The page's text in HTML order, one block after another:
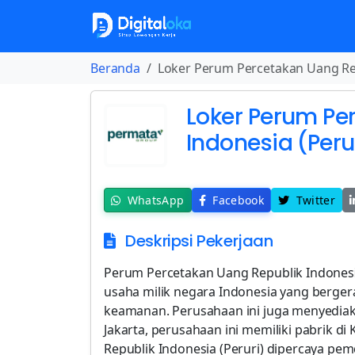
Beranda Loker Perum Percetakan Uang
Loker Perum
Indonesia
WhatsApp Facebook Twitter
Deskripsi Pekerjaan
Perum Percetakan Uang Republik Indonesia atau biasa disingkat menjadi Peruri adalah badan usaha milik negara Indonesia yang bergerak di bidang percetakan uang dan dokumen keamanan. Perusahaan ini juga menyediakan jasa keamanan digital. Selain kantor pusat di Jakarta, perusahaan ini memiliki pabrik di Karawang. Perusahaan Umum Percetakan Uang Republik Indonesia (Peruri) dipercaya pemerintah sebagai satu-satunya perusahaan yang mencetak uang rupiah serta dokumen penting lainnya milik negara. Kompetensi utama sebagai penjamin keaslian melekat di setiap produk yang dihasilkan oleh Perusahaan sehingga memberikan rasa aman bagi masyarakat. Seiring dengan perkembangan teknologi, Peruri terus berkomitmen untuk menghasilkan produk berkualitas dengan fitur sekuriti termutakhir. 1. Head of Policy and Transformation Job Description Kepemimpinan Regulasi: Bertindak sebagai penasihat hukum dan kebijakan utama bagi tim eksekutif, memberikan panduan strategis mengenai semua hal terkait transformasi kesehatan digital dan peraturan nasional. Transformasi Kebijakan: Memimpin pengembangan dan modernisasi kerangka hukum dan kebijakan yang mengatur ekosistem SATUSEHAT, memastikan bahwa kerangka tersebut mendukung inovasi sambil mempertahankan kepatuhan yang ketat. Privasi & Kepatuhan Data: Mengawasi implementasi standar perlindungan data nasional (UU PDP) di seluruh lini produk, memastikan bahwa data kesehatan warga negara dikelola dengan integritas hukum tertinggi. Penyusunan & Peninjauan Hukum: Mengelola penyusunan dan peninjauan kontrak kompleks, Nota Kesepahaman (MoU), dan peraturan pemerintah (Permenkes/PP) yang diperlukan untuk integrasi kesehatan digital. Advokasi & Hubungan Pemangku Kepentingan: Mewakili INA Digital Health dalam diskusi tingkat tinggi dengan Kementerian Kesehatan, BSSN, dan badan pengatur lainnya untuk mengadvokasi perubahan kebijakan yang mempercepat transformasi digital. Kerangka Tata Kelola: Merancang dan mengimplementasikan struktur tata kelola internal organisasi, termasuk pemantauan kepatuhan, pedoman etika, dan protokol manajemen risiko. Transformasi Strategis: Mengawasi unit “Transformasi” untuk memastikan bahwa perubahan teknologi disertai dengan perubahan yang diperlukan dalam kebijakan, perilaku organisasi, dan kepercayaan publik. Mitigasi Risiko Hukum: Secara proaktif mengidentifikasi risiko hukum dan peraturan dalam siklus hidup pengembangan produk dan memberikan solusi yang dapat ditindaklanjuti untuk mengurangi potensi kewajiban. Sinergi Lintas Fungsi: Berkolaborasi dengan Head of Data, CTO, dan Product Leads untuk memastikan bahwa perkembangan teknis memiliki dasar hukum yang kuat dan selaras dengan peta jalan kesehatan nasional. Mentorship Tim: Memimpin dan mengembangkan tim spesialis hukum dan analis kebijakan berkinerja tinggi, membina budaya keunggulan dan layanan yang digerakkan oleh misi. Requirements Gelar Sarjana atau Magister Hukum dari institusi terkemuka, dengan spesialisasi Hukum Siber, Hukum Kesehatan, atau Kebijakan Publik menjadi nilai tambah yang signifikan Minimal 10 tahun pengalaman profesional di bidang penasihat hukum, urusan regulasi, atau kebijakan publik, dengan setidaknya 5 tahun dalam peran kepemimpinan senior Pengalaman luas di sektor teknologi atau kesehatan, dengan pemahaman mendalam tentang Undang-Undang Informasi dan Transaksi Elektronik (ITE) dan Undang-Undang Perlindungan Data Pribadi (PDP) Indonesia Rekam jejak yang terbukti dalam menyusun, meninjau, dan menegosiasikan kerangka hukum yang kompleks, peraturan pemerintah, atau perjanjian antar lembaga Kemampuan luar biasa untuk menerjemahkan tujuan transformasi digital nasional tingkat tinggi menjadi kebijakan hukum dan Standard Operating Procedures (SOP) yang dapat diimplementasikan Keterampilan manajemen pemangku kepentingan yang kuat, dengan kemampuan untuk memengaruhi dan berkolaborasi dengan kementerian pemerintah, badan pengatur, dan organisasi internasional Kemahiran tingkat lanjut dalam Bahasa Indonesia dan Bahasa Inggris, khususnya untuk penyusunan hukum dan negosiasi tingkat tinggi Pemahaman mendalam tentang aspek “transformasi”—mengubah pola pikir organisasi atau nasional melalui kebijakan dan tata kelola Pemikiran kritis yang sangat baik, penilaian etis, dan kemampuan untuk menavigasi lingkungan regulasi yang sangat ambigu ⁠2. Head of Operations Job Description